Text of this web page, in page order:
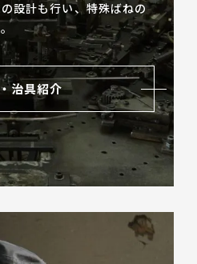
設計も行い、特殊ばねの
治具紹介